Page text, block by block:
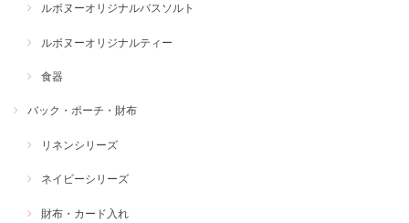
ルボヌーオリジナルバスソルト
ルボヌーオリジナルティー
食器
バック・ポーチ・財布
リネンシリーズ
ネイビーシリーズ
財布・カード入れ